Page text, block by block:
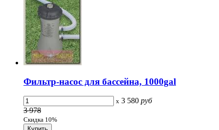
Фильтр-насос для бассейна, 1000gal
x 3 580 руб
3 978
Скидка 10%